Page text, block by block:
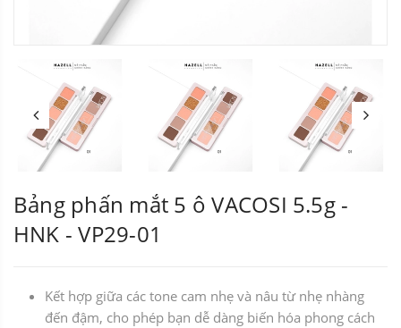
Bảng phấn mắt 5 ô VACOSI 5.5g -
HNK - VP29-01
Kết hợp giữa các tone cam nhẹ và nâu từ nhẹ nhàng
đến đậm, cho phép bạn dễ dàng biến hóa phong cách